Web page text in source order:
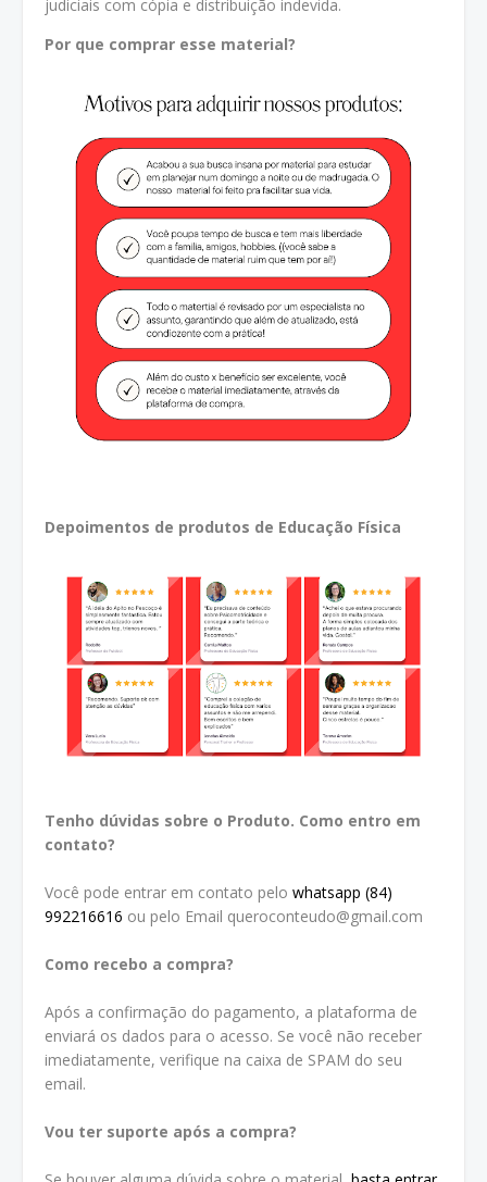
judiciais com cópia e distribuição indevida.
Por que comprar esse material?
Depoimentos de produtos de Educação Física
Tenho dúvidas sobre o Produto. Como entro em
contato?
Você pode entrar em contato pelo whatsapp (84)
992216616 ou pelo Email queroconteudo@gmail.com
Como recebo a compra?
Após a confirmação do pagamento, a plataforma de
enviará os dados para o acesso. Se você não receber
imediatamente, verifique na caixa de SPAM do seu
email.
Vou ter suporte após a compra?